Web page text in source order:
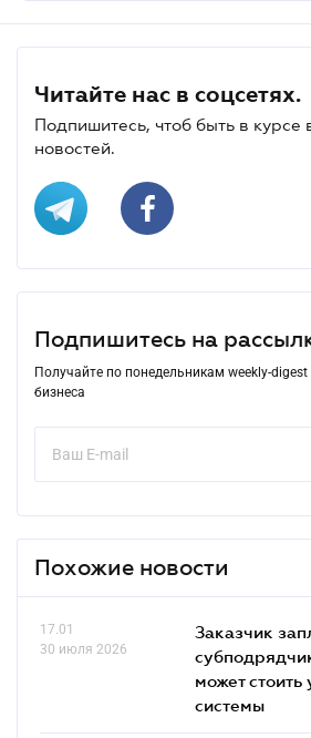
Читайте нас в соцсетях.
Подпишитесь, чтоб быть в курсе
новостей.
Подпишитесь на
Получайте по понедельникам weekly-
бизнеса
Похожие новости
17.01
30 июля 2026
Заказчик
может
системы